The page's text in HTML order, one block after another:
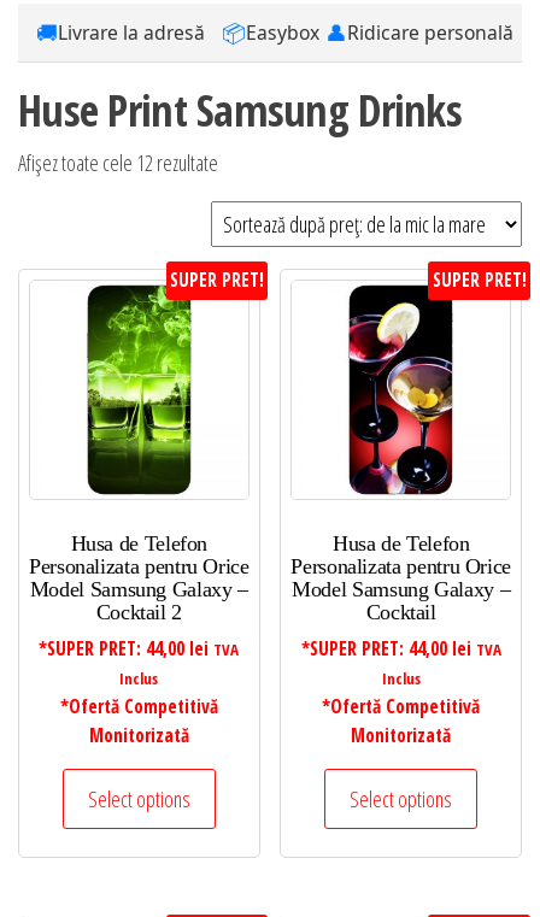
🚚Livrare la adresă 📦Easybox 👤Ridicare personală
Huse Print Samsung Drinks
Afișez toate cele 12 rezultate
după
preț:
de
la
SUPER PRET!
Husa de Telefon
Personalizata pentru Orice
Model Samsung Galaxy –
Cocktail 2
*SUPER PRET: 44,00 lei TVA
Inclus
*Ofertă Competitivă
Monitorizată
Select options
SUPER PRET!
Husa de Telefon
Personalizata pentru Orice
Model Samsung Galaxy –
Cocktail
*SUPER PRET: 44,00 lei TVA
Inclus
*Ofertă Competitivă
Monitorizată
Select options